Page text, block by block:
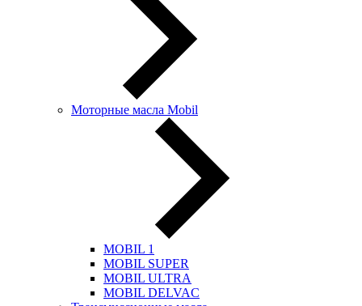
Моторные масла Mobil
MOBIL 1
MOBIL SUPER
MOBIL ULTRA
MOBIL DELVAC